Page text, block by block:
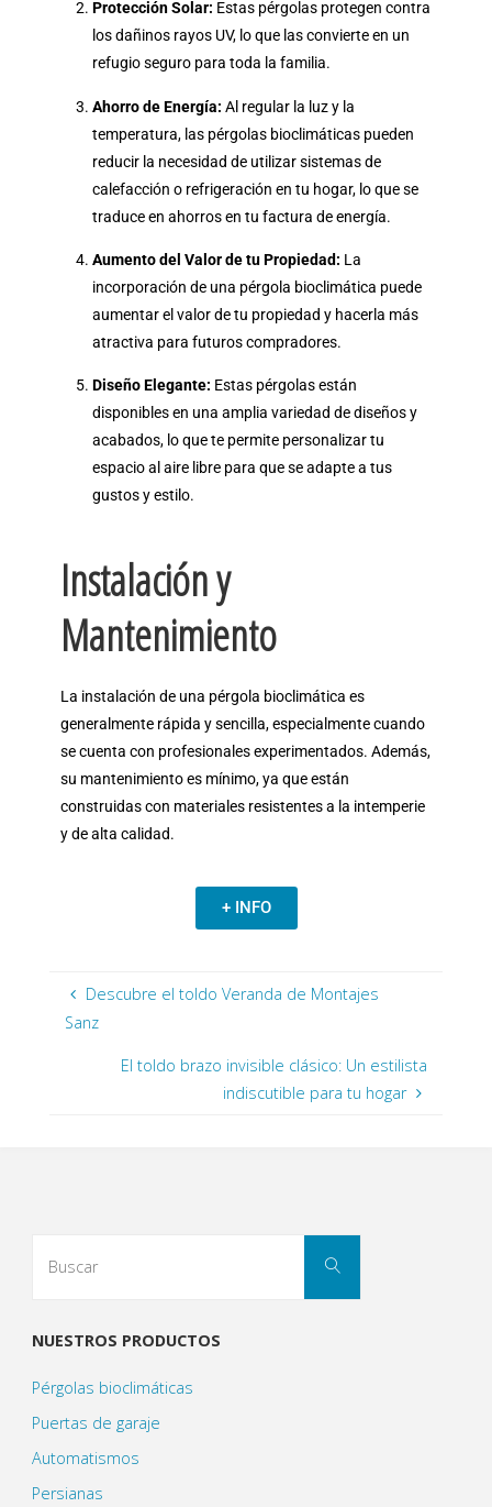
Protección Solar: Estas pérgolas protegen contra
los dañinos rayos UV, lo que las convierte en un
refugio seguro para toda la familia.
Ahorro de Energía: Al regular la luz y la
temperatura, las pérgolas bioclimáticas pueden
reducir la necesidad de utilizar sistemas de
calefacción o refrigeración en tu hogar, lo que se
traduce en ahorros en tu factura de energía.
Aumento del Valor de tu Propiedad: La
incorporación de una pérgola bioclimática puede
aumentar el valor de tu propiedad y hacerla más
atractiva para futuros compradores.
Diseño Elegante: Estas pérgolas están
disponibles en una amplia variedad de diseños y
acabados, lo que te permite personalizar tu
espacio al aire libre para que se adapte a tus
gustos y estilo.
Instalación y
Mantenimiento
La instalación de una pérgola bioclimática es
generalmente rápida y sencilla, especialmente cuando
se cuenta con profesionales experimentados. Además,
su mantenimiento es mínimo, ya que están
construidas con materiales resistentes a la intemperie
y de alta calidad.
+ INFO
Descubre el toldo Veranda de Montajes
Sanz
El toldo brazo invisible clásico: Un estilista
indiscutible para tu hogar
NUESTROS PRODUCTOS
Pérgolas bioclimáticas
Puertas de garaje
Automatismos
Persianas